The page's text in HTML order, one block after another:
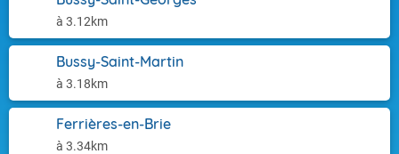
à 3.12km
Bussy-Saint-Martin
à 3.18km
Ferrières-en-Brie
à 3.34km